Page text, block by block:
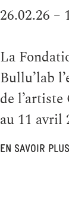
26.02.26 –
La
Bullu’lab
de
au 11 avril
EN SAVOIR PLUS